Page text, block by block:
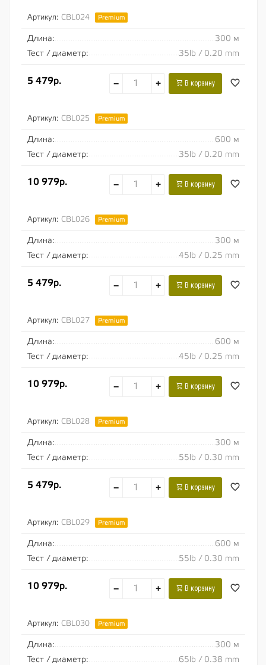
Артикул: CBL024 Premium
Длина:
300 м
Тест / диаметр:
35lb / 0.20 mm
5 479р. − + В корзину
Артикул: CBL025 Premium
Длина:
600 м
Тест / диаметр:
35lb / 0.20 mm
10 979р. − + В корзину
Артикул: CBL026 Premium
Длина:
300 м
Тест / диаметр:
45lb / 0.25 mm
5 479р. − + В корзину
Артикул: CBL027 Premium
Длина:
600 м
Тест / диаметр:
45lb / 0.25 mm
10 979р. − + В корзину
Артикул: CBL028 Premium
Длина:
300 м
Тест / диаметр:
55lb / 0.30 mm
5 479р. − + В корзину
Артикул: CBL029 Premium
Длина:
600 м
Тест / диаметр:
55lb / 0.30 mm
10 979р. − + В корзину
Артикул: CBL030 Premium
Длина:
300 м
Тест / диаметр:
65lb / 0.38 mm